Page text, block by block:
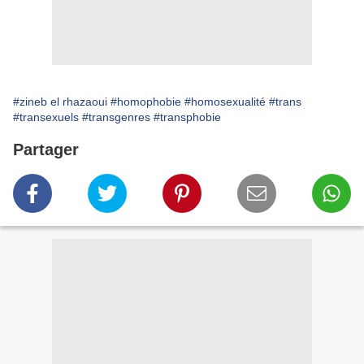
#zineb el rhazaoui #homophobie #homosexualité #trans
#transexuels #transgenres #transphobie
Partager